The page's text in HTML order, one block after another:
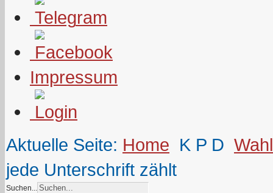
Impressum
Aktuelle Seite: Home K P D
jede Unterschrift zählt
Suchen...